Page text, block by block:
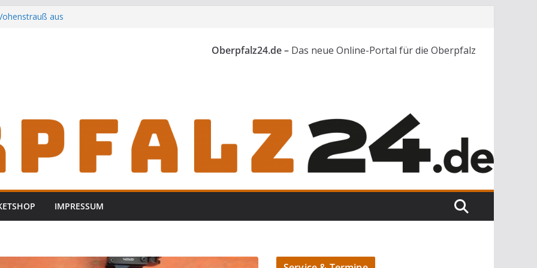
aus
Oberpfalz24.de – Das neue Online-Portal für die Oberpfalz
IMPRESSUM